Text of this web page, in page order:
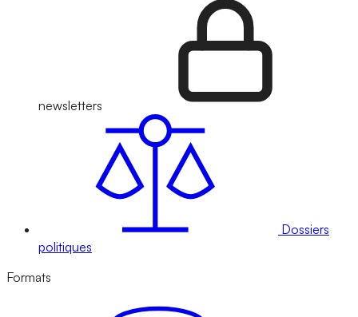
newsletters
Dossiers
politiques
Formats